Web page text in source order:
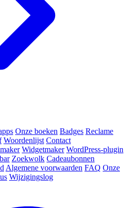
Onze boeken Badges Reclame
Woordenlijst Contact
Widgetmaker WordPress-plugin
Zoekwolk Cadeaubonnen
Algemene voorwaarden FAQ Onze
Wijzigingslog